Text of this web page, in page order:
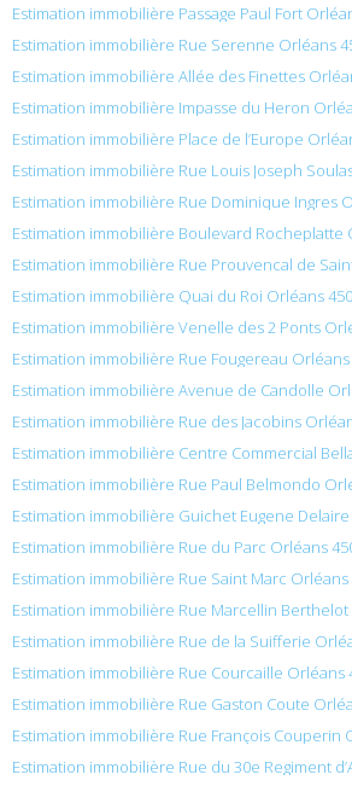
Estimation immobilière Passage Paul Fort
Estimation immobilière Rue Serenne Orléans
Estimation immobilière Allée des Finettes
Estimation immobilière Impasse du Heron
Estimation immobilière Place de l’Europe
Estimation immobilière Rue Louis Joseph
Estimation immobilière Rue Dominique Ingres
Estimation immobilière Boulevard Rocheplatte
Estimation immobilière Rue Prouvencal de
Estimation immobilière Quai du Roi Orléans
Estimation immobilière Venelle des 2 Ponts
Estimation immobilière Rue Fougereau Orléans
Estimation immobilière Avenue de Candolle
Estimation immobilière Rue des Jacobins
Estimation immobilière Centre Commercial
Estimation immobilière Rue Paul Belmondo
Estimation immobilière Guichet Eugene
Estimation immobilière Rue du Parc Orléans
Estimation immobilière Rue Saint Marc Orléans
Estimation immobilière Rue Marcellin Berthelot
Estimation immobilière Rue de la Suifferie
Estimation immobilière Rue Courcaille Orléans
Estimation immobilière Rue Gaston Coute
Estimation immobilière Rue François Couperin
Estimation immobilière Rue du 30e Regiment